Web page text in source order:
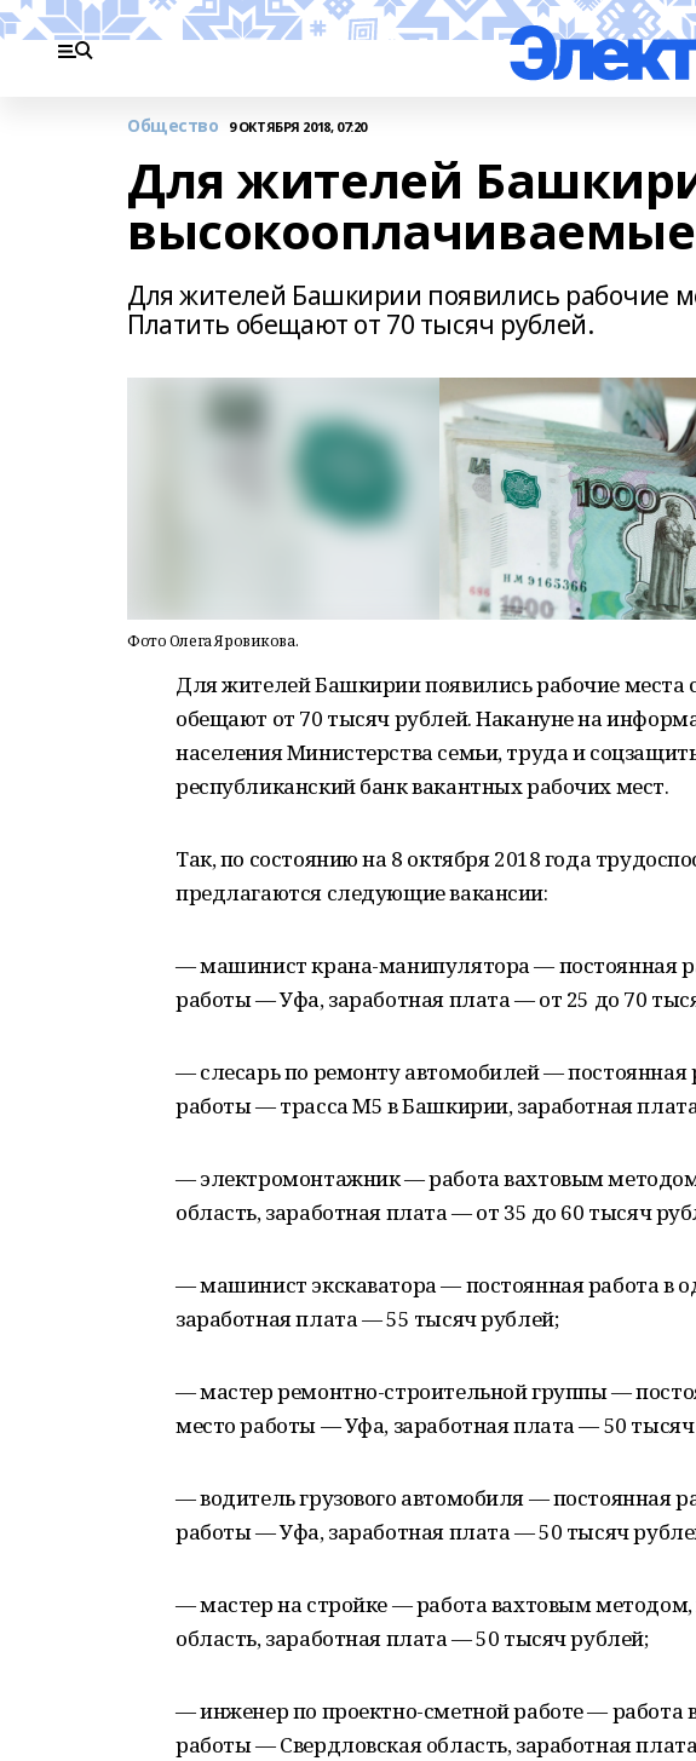
Общество 9 ОКТЯБРЯ 2018, 07:20
Для жителей
Для жителей Башкирии появились рабочие
Платить обещают от 70 тысяч рублей.
Фото Олега Яровикова.
Для жителей Башкирии появились рабочие места
обещают от 70 тысяч рублей. Накануне на
населения Министерства семьи, труда и
республиканский банк вакантных рабочих мест.
Так, по состоянию на 8 октября 2018 года
предлагаются следующие вакансии:
— машинист крана-манипулятора — постоянная
работы — Уфа, заработная плата — от 25 до 70
— слесарь по ремонту автомобилей — постоянная
работы — трасса М5 в Башкирии, заработная
— электромонтажник — работа вахтовым
область, заработная плата — от 35 до 60 тысяч
— машинист экскаватора — постоянная работа в
заработная плата — 55 тысяч рублей;
— мастер ремонтно-строительной группы —
место работы — Уфа, заработная плата — 50
— водитель грузового автомобиля — постоянная
работы — Уфа, заработная плата — 50 тысяч
— мастер на стройке — работа вахтовым
область, заработная плата — 50 тысяч рублей;
— инженер по проектно-сметной работе — работа
работы — Свердловская область, заработная